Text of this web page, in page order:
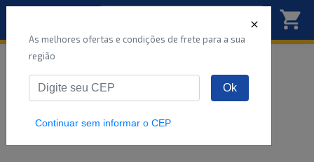
Início Gamer Acessórios
Informática
Teclado Mecânico Gamer Sate K6 Switch Blue
As melhores ofertas e condições de frete para a sua
região
Ok
Continuar sem informar o CEP